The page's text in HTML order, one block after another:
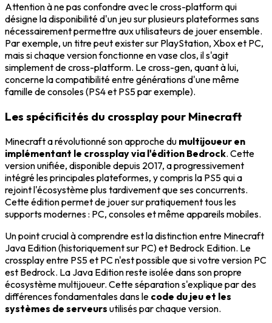
Attention à ne pas confondre avec le cross-platform qui
désigne la disponibilité d'un jeu sur plusieurs plateformes sans
nécessairement permettre aux utilisateurs de jouer ensemble.
Par exemple, un titre peut exister sur PlayStation, Xbox et PC,
mais si chaque version fonctionne en vase clos, il s'agit
simplement de cross-platform. Le cross-gen, quant à lui,
concerne la compatibilité entre générations d'une même
famille de consoles (PS4 et PS5 par exemple).
Les spécificités du crossplay pour Minecraft
Minecraft a révolutionné son approche du multijoueur en
implémentant le crossplay via l'édition Bedrock. Cette
version unifiée, disponible depuis 2017, a progressivement
intégré les principales plateformes, y compris la PS5 qui a
rejoint l'écosystème plus tardivement que ses concurrents.
Cette édition permet de jouer sur pratiquement tous les
supports modernes : PC, consoles et même appareils mobiles.
Un point crucial à comprendre est la distinction entre Minecraft
Java Edition (historiquement sur PC) et Bedrock Edition. Le
crossplay entre PS5 et PC n'est possible que si votre version PC
est Bedrock. La Java Edition reste isolée dans son propre
écosystème multijoueur. Cette séparation s'explique par des
différences fondamentales dans le code du jeu et les
systèmes de serveurs utilisés par chaque version.